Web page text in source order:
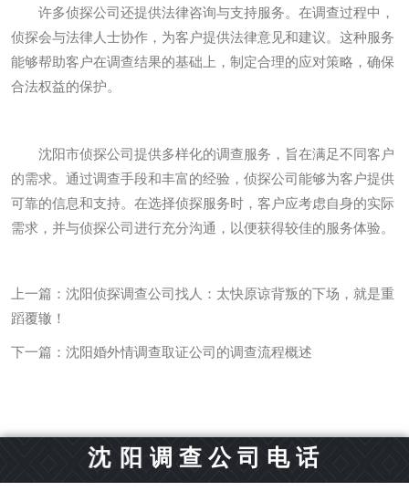
许多侦探公司还提供法律咨询与支持服务。在调查过程中，
侦探会与法律人士协作，为客户提供法律意见和建议。这种服务
能够帮助客户在调查结果的基础上，制定合理的应对策略，确保
合法权益的保护。
沈阳市侦探公司提供多样化的调查服务，旨在满足不同客户
的需求。通过调查手段和丰富的经验，侦探公司能够为客户提供
可靠的信息和支持。在选择侦探服务时，客户应考虑自身的实际
需求，并与侦探公司进行充分沟通，以便获得较佳的服务体验。
上一篇： 沈阳侦探调查公司找人：太快原谅背叛的下场，就是重
蹈覆辙！
下一篇： 沈阳婚外情调查取证公司的调查流程概述
沈 阳 调 查 公 司 电 话